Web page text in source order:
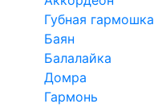
Губная гармошка
Баян
Балалайка
Домра
Гармонь